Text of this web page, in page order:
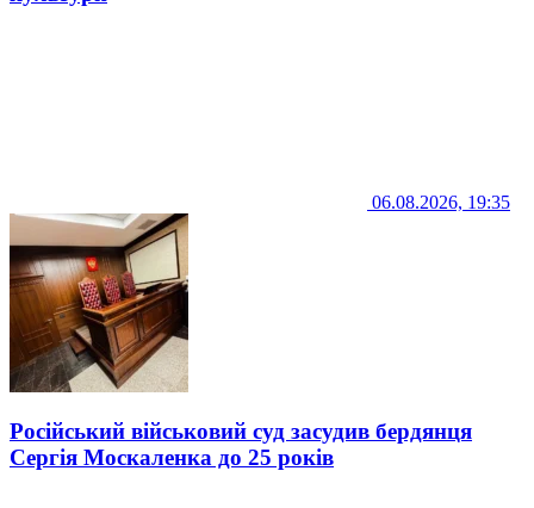
06.08.2026, 19:35
Російський військовий суд засудив бердянця
Сергія Москаленка до 25 років